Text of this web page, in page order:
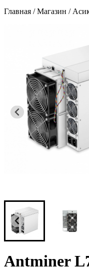
Главная /Магазин /
Antminer